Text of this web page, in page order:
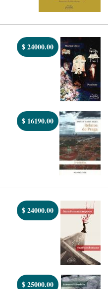
$24000.00
$ 16190.00
$24000.00
$25000.00